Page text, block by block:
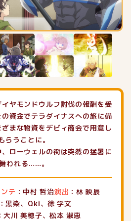
ヤモンドウルフ討伐の報酬を受
資金でテラダイナスへの旅に備
まな物資をデビィ商会で用意し
らうことに。
ローウェルの街は突然の猛暑に
われる……。
テ ：中村 哲治演出 ：林 映辰
：黒染、Qki、徐 学文
：大川 美穂子、松本 淑恵